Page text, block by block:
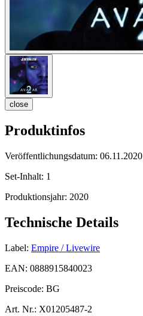
close
Produktinfos
Veröffentlichungsdatum: 06.11.2020
Set-Inhalt: 1
Produktionsjahr: 2020
Technische Details
Label: Empire / Livewire
EAN: 0888915840023
Preiscode: BG
Art. Nr.: X01205487-2